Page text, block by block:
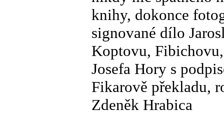
knihy, dokonce
signované dílo
Koptovu,
Josefa Hory s
Fikarově překladu,
Zdeněk Hrabica